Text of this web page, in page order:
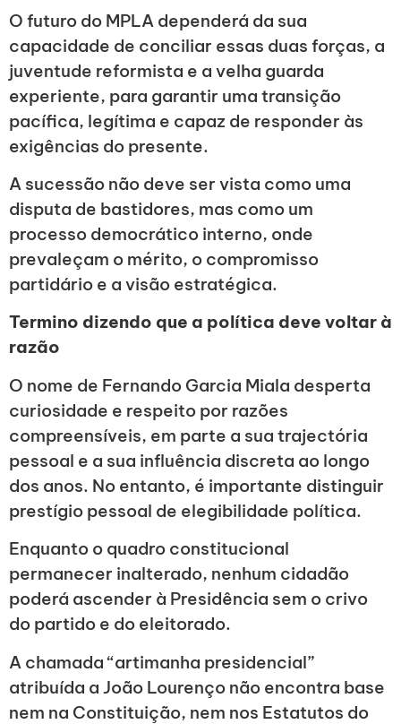
O futuro do MPLA dependerá da sua
capacidade de conciliar essas duas forças, a
juventude reformista e a velha guarda
experiente, para garantir uma transição
pacífica, legítima e capaz de responder às
exigências do presente.
A sucessão não deve ser vista como uma
disputa de bastidores, mas como um
processo democrático interno, onde
prevaleçam o mérito, o compromisso
partidário e a visão estratégica.
Termino dizendo que a política deve voltar à
razão
O nome de Fernando Garcia Miala desperta
curiosidade e respeito por razões
compreensíveis, em parte a sua trajectória
pessoal e a sua influência discreta ao longo
dos anos. No entanto, é importante distinguir
prestígio pessoal de elegibilidade política.
Enquanto o quadro constitucional
permanecer inalterado, nenhum cidadão
poderá ascender à Presidência sem o crivo
do partido e do eleitorado.
A chamada “artimanha presidencial”
atribuída a João Lourenço não encontra base
nem na Constituição, nem nos Estatutos do